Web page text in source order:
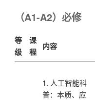
（A1-A2）必修
等
级
课
程
内容
1. 人工智能科
普：本质、应